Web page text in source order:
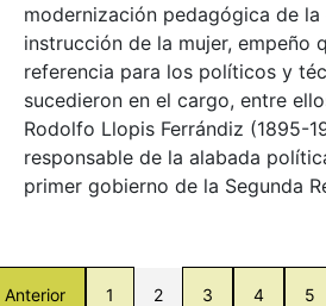
modernización pedagógica de la
instrucción de la mujer, empeño
referencia para los políticos y
sucedieron en el cargo, entre
Rodolfo Llopis Ferrándiz (1895-
responsable de la alabada
primer gobierno de la Segunda
Anterior 1 2 3 4 5